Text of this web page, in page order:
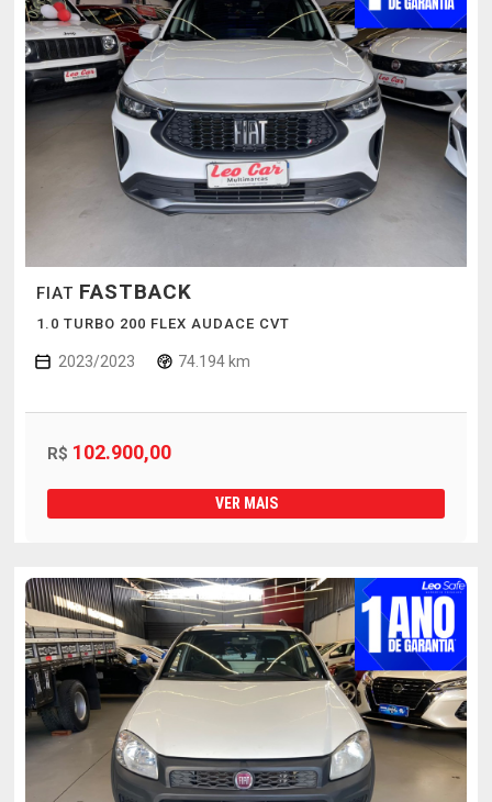
FIAT FASTBACK
1.0 TURBO 200 FLEX AUDACE CVT
2023/2023 74.194 km
R$ 102.900,00
VER MAIS